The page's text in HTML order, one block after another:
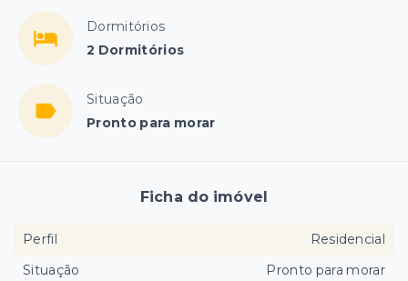
Dormitórios
2 Dormitórios
Situação
Pronto para morar
Ficha do imóvel
Perfil
Residencial
Situação
Pronto para morar